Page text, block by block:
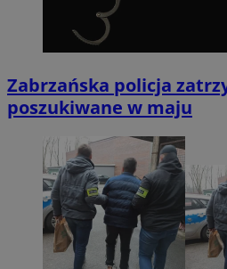
Zabrzańska policja
poszukiwane w maju